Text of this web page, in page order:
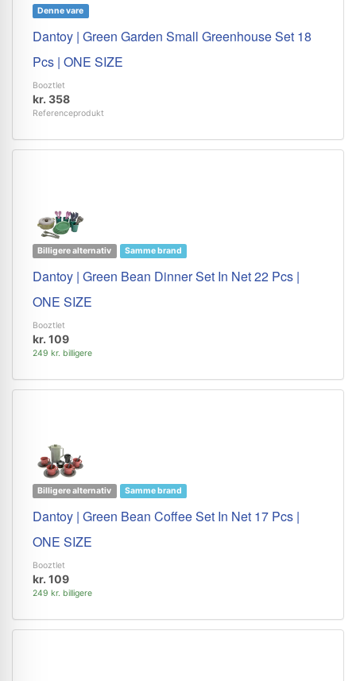
Denne vare
Dantoy | Green Garden Small Greenhouse Set 18
Pcs | ONE SIZE
Booztlet
kr. 358
Referenceprodukt
Billigere alternativ Samme brand
Dantoy | Green Bean Dinner Set In Net 22 Pcs |
ONE SIZE
Booztlet
kr. 109
249 kr. billigere
Billigere alternativ Samme brand
Dantoy | Green Bean Coffee Set In Net 17 Pcs |
ONE SIZE
Booztlet
kr. 109
249 kr. billigere